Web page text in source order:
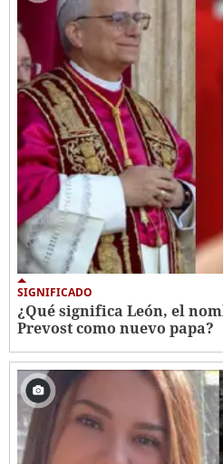
SIGNIFICADO
¿Qué significa León, el
Prevost como nuevo papa?